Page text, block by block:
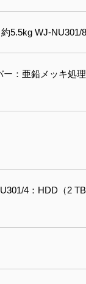
5.5kg WJ-
：亜鉛メッキ処
4：HDD（2